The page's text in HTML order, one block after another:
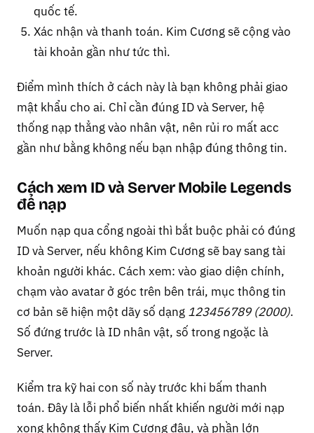
quốc tế.
Xác nhận và thanh toán. Kim Cương sẽ cộng vào
tài khoản gần như tức thì.
Điểm mình thích ở cách này là bạn không phải giao
mật khẩu cho ai. Chỉ cần đúng ID và Server, hệ
thống nạp thẳng vào nhân vật, nên rủi ro mất acc
gần như bằng không nếu bạn nhập đúng thông tin.
Cách xem ID và Server Mobile Legends
để nạp
Muốn nạp qua cổng ngoài thì bắt buộc phải có đúng
ID và Server, nếu không Kim Cương sẽ bay sang tài
khoản người khác. Cách xem: vào giao diện chính,
chạm vào avatar ở góc trên bên trái, mục thông tin
cơ bản sẽ hiện một dãy số dạng 123456789 (2000).
Số đứng trước là ID nhân vật, số trong ngoặc là
Server.
Kiểm tra kỹ hai con số này trước khi bấm thanh
toán. Đây là lỗi phổ biến nhất khiến người mới nạp
xong không thấy Kim Cương đâu, và phần lớn